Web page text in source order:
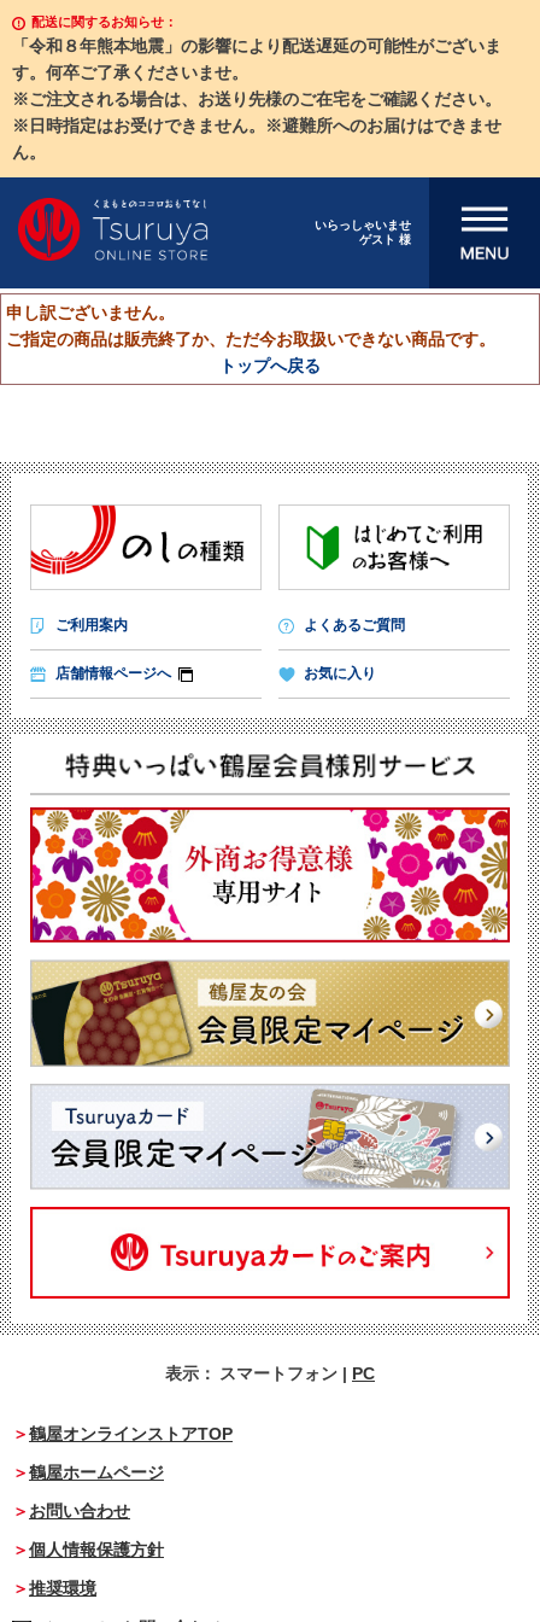
配送に関するお知らせ：
「令和８年熊本地震」の影響により配送遅延の可能性がございま
す。何卒ご了承くださいませ。
※ご注文される場合は、お送り先様のご在宅をご確認ください。
※日時指定はお受けできません。※避難所へのお届けはできませ
ん。
いらっしゃいませ
ゲスト 様
メニューを開
申し訳ございません。
ご指定の商品は販売終了か、ただ今お取扱いできない商品です。
トップへ戻る
ご利用案内 よくあるご質問
店舗情報ページへ お気に入り
表示： スマートフォン | PC
鶴屋オンラインストアTOP
鶴屋ホームページ
お問い合わせ
個人情報保護方針
推奨環境